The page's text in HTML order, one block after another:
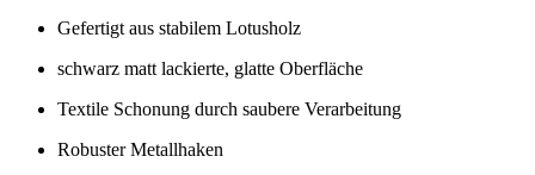
Gefertigt aus stabilem Lotusholz
schwarz matt lackierte, glatte Oberfläche
Textile Schonung durch saubere Verarbeitung
Robuster Metallhaken